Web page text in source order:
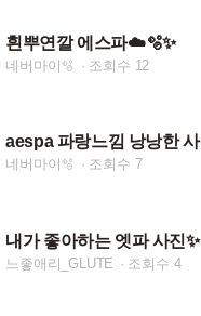
흰뿌연깔 에스파☁️🫧✨
네버마이🫧 조회수 12
네버마이🫧 조회수 7
내가 좋아하는 엣파 사진✨️
느좋애리_GLUTE 조회수 4